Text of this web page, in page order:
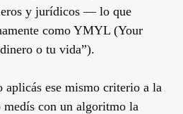
y jurídicos — lo que
como YMYL (Your
o tu vida”).
aplicás ese mismo criterio a la
medís con un algoritmo la